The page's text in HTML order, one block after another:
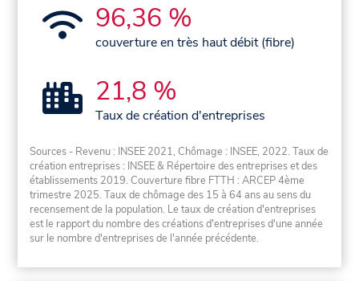
96,36 %
couverture en très haut débit (fibre)
21,8 %
Taux de création d'entreprises
Sources - Revenu : INSEE 2021, Chômage : INSEE, 2022. Taux de
création entreprises : INSEE & Répertoire des entreprises et des
établissements 2019. Couverture fibre FTTH : ARCEP 4ème
trimestre 2025. Taux de chômage des 15 à 64 ans au sens du
recensement de la population. Le taux de création d'entreprises
est le rapport du nombre des créations d'entreprises d'une année
sur le nombre d'entreprises de l'année précédente.